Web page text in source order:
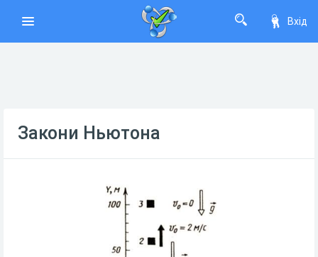
Вхід
Закони Ньютона